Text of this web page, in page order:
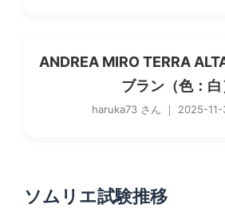
ANDREA MIRO TERRA
ブラン（色：白
haruka73 さん ｜ 2025-
ソムリエ試験推移